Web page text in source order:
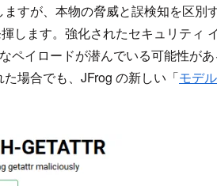
すが、本物の脅威と誤検知を区別
します。強化されたセキュリティ
ペイロードが潜んでいる可能性が
場合でも、JFrog の新しい「モデ